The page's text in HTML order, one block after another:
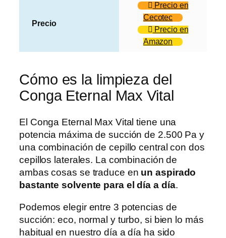
Precio
Precio en
Cecotec
Precio en
Amazon
Cómo es la limpieza del
Conga Eternal Max Vital
El Conga Eternal Max Vital tiene una
potencia máxima de succión de 2.500 Pa y
una combinación de cepillo central con dos
cepillos laterales. La combinación de
ambas cosas se traduce en un aspirado
bastante solvente para el día a día.
Podemos elegir entre 3 potencias de
succión: eco, normal y turbo, si bien lo más
habitual en nuestro día a día ha sido